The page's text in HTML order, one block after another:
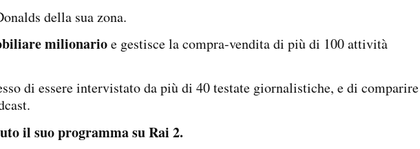
della sua zona.
milionarioe gestisce la compra-vendita di più di 100 attività
di essere intervistato da più di 40 testate giornalistiche, e di
il suo programma su Rai 2.